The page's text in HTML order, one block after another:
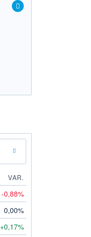
VAR.
-0,88%
0,00%
+0,17%